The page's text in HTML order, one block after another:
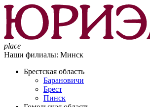
place
Наши филиалы: Минск
Брестская область
Барановичи
Брест
Пинск